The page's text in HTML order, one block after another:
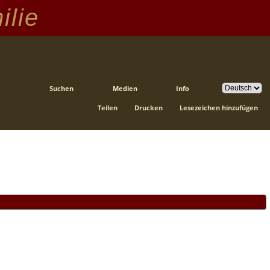
Suchen Medien Info
Teilen Drucken Lesezeichen hinzufügen